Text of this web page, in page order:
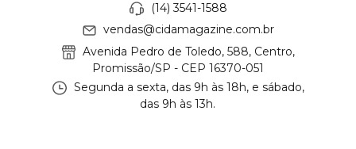
(14) 3541-1588
vendas@cidamagazine.com.br
Avenida Pedro de Toledo, 588, Centro,
Promissão/SP - CEP 16370-051
Segunda a sexta, das 9h às 18h, e sábado,
das 9h às 13h.